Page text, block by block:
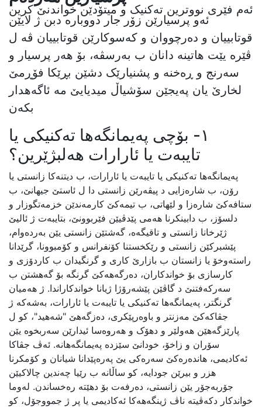
ئەم فێری نووترین تەکنیک و میتۆدێن خواندنێ کرین
ئەو پرسیارێن زۆر جار دووبارە دبن ژ لایێن
قوتابییان و دەرچووان و کەسوکارێن قوتابییان ڤە ل
ڤێرە یێت هاتینە دانان ب بەرسڤە، بۆ هەر پرسیار و
سەرنج و ڕەخنە و پشنیارێک دشێن بڕێکا فۆڕمێ
لخارێ یان پەیجێن سۆشیاڵ میدیایێ مە ئاگەهدار
بکەن
١- بۆچی پەیمانگەها تەکنیکی یا
تایبەت یا ئارارات هەلبژێرین؟
پەیمانگەها تەکنیکی یا تایبەت یا ئارارات، ب دیتنەکا زانستی یا
رۆن، ب شارەزایی د پیڤەرێن زانستی دا ل ئاستێ جیهانێ، ب
ستافەکێ شارەزا و لێهاتی، ب تیمەکێ کارمەندێن خزمەتگوزار و
دلسۆز، ب دابینکرنا هەمی پێدڤیێن فێربوونێ، بتایبەت ژ ئالیێ
ژێرخانا زانستی و تاقیگەه، گەشتێن زانستی یێن بەردەوام،
پێشبرکێن زانستی و رێکخستنا کۆنفرانس و کۆمبوونا، گرێدانا
راستەوخۆ یا زانستان ب بازارێ کاری و گرنگیدان ب کاردۆزی و
کارسازی بۆ خواندکاران، دەرگەهەکێ گرنگە بۆ گەهشتن ب
سەرکەفتنێ د گاڤێن پێشەرۆژا ژیانا خواندکاراندا. ژ هەمیان
گرنگتر، پەیمانگەها تەکنیکی یا تایبەت یا ئارارات، بەشەکە ژ
جڤاکەکێ مەزنتر و باوەرپێکری، دەزگەهێ "شەهید"، کو ل
پارێزگەهێن هەولێر و دهۆک و هەروەسا ئیدارێن سەربخوە یێن
سۆران و زاخۆ، خودانێ سێزدە پەیمانگەهانە. ئەڤ جڤاکا
ئەکادیمی، هاندەرەکێ سەرەکی یێ پەرەپێدانا شیانان و کۆمکرنا
هزر و بیرێن جودایە، کو ساڵانە ب رێیا چەندین چالاکیێن
جۆربەجۆر یێن زانستی، دەرفەت بۆ دهێتە رەخساندن. لەوما
خواندکار دکەڤیتە ناڤ ژینگەهەکا ئەکادیمی یا پر ژ جمووجۆل، کو